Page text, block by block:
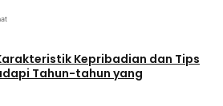
Kepribadian dan Tips
Tahun-tahun yang